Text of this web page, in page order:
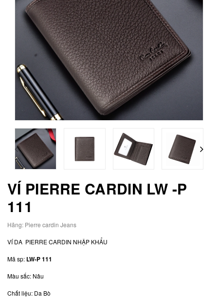
VÍ PIERRE CARDIN LW -P
111
Hãng: Pierre cardin Jeans
VÍ DA PIERRE CARDIN NHẬP KHẨU
Mã sp: LW-P 111
Màu sắc: Nâu
Chất liệu: Da Bò